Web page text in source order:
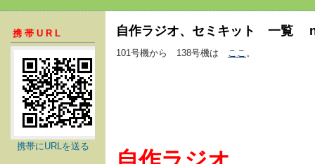
携帯URL
携帯にURLを送る
自作ラジオ、セミキット 一覧
101号機から 138号機は ここ 。